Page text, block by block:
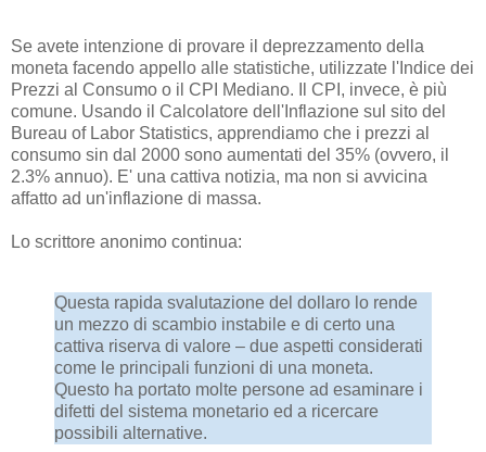
Se avete intenzione di provare il deprezzamento della
moneta facendo appello alle statistiche, utilizzate l'Indice dei
Prezzi al Consumo o il CPI Mediano. Il CPI, invece, è più
comune. Usando il Calcolatore dell'Inflazione sul sito del
Bureau of Labor Statistics, apprendiamo che i prezzi al
consumo sin dal 2000 sono aumentati del 35% (ovvero, il
2.3% annuo). E' una cattiva notizia, ma non si avvicina
affatto ad un'inflazione di massa.
Lo scrittore anonimo continua:
Questa rapida svalutazione del dollaro lo rende
un mezzo di scambio instabile e di certo una
cattiva riserva di valore – due aspetti considerati
come le principali funzioni di una moneta.
Questo ha portato molte persone ad esaminare i
difetti del sistema monetario ed a ricercare
possibili alternative.